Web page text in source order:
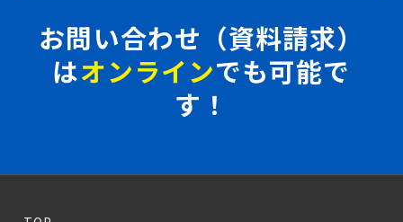
お問い合わせ（資料請求）
はオンラインでも可能で
す！